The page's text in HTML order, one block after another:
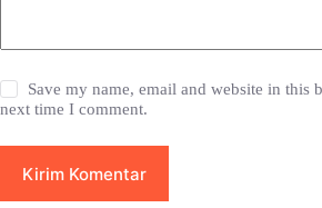
Save my name, email and website in this
next time I comment.
Kirim Komentar